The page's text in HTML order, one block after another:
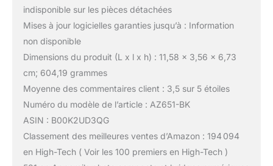
indisponible sur les pièces détachées
Mises à jour logicielles garanties jusqu’à : Information
non disponible
Dimensions du produit (L x l x h) : 11,58 x 3,56 x 6,73
cm; 604,19 grammes
Moyenne des commentaires client : 3,5 sur 5 étoiles
Numéro du modèle de l’article : AZ651-BK
ASIN : B00K2UD3QG
Classement des meilleures ventes d’Amazon : 194 094
en High-Tech ( Voir les 100 premiers en High-Tech )